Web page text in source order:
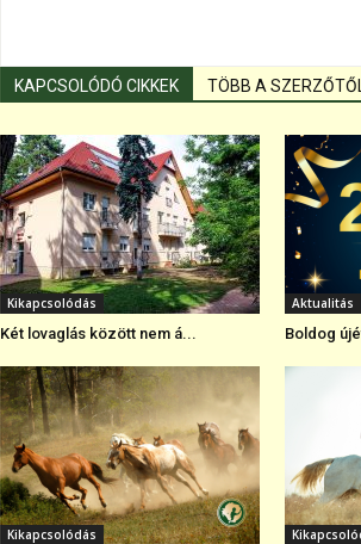
KAPCSOLÓDÓ CIKKEK TÖBB A
Kikapcsolódás
Két lovaglás között nem á...
Aktualitás
Boldog
Kikapcsolódás